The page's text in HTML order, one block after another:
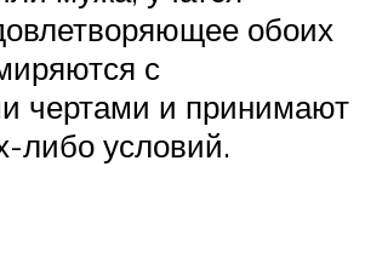
обоих
с
чертами и принимают
либо условий.